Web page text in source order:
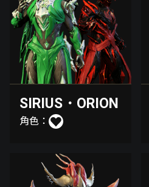
SIRIUS・ORION
角色：